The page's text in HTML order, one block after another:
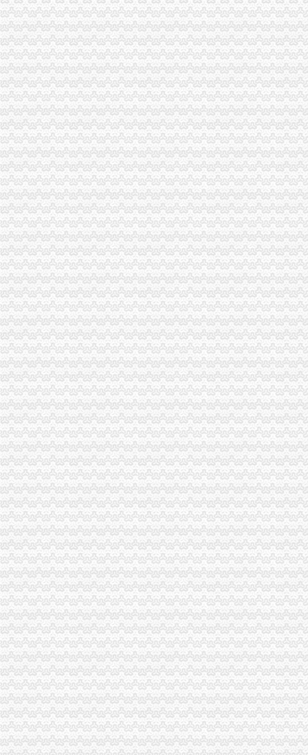
两江新区办税务登记证流程
【0元0元0元执照代办、工商注册、股权变更】-大渡口大渡口周边易
刘兴国：深化商事制度改革突破口在哪里？_网易财经
深圳发出全国份全程无纸化“四证”-新闻频道-华龙网
汇添富新收益券型证券投资基金基金份额发售公告_基金公告_天天
重庆市人民工作报告（2015年1月18日奇帆）_中国经济网——
重庆办税务登记证
重庆市配合税务部门做好2006年换发税务登记证件工作_全国组织机构
重庆电子工程职业学院第三批在线开放课程建设及应用项目（第二次）
莆田一小吃店不开发票标语税务人员称它牛（图）_莆田_资讯频道_
【工商代办代理记账】-工商代办代理记账价格|批发-工商代办代理记账
重庆新办鼓励类中小企业可在3月底前申请财政补贴_中国经济网——
两江新区办税务登记证
重庆市两江新区创新实施不动产登记工作纪略_热点关注_中国国土资源
重庆注册装饰装修公司流程-家居装修互动问答
【注销变更年检】_注销变更年检公司大全_注销变更年检价格_顺企网
重庆两江新区：让不动产登记“跑”起来-房产新闻-青岛搜狐焦点网
万寿公租房商业街/水土和源佳园二期幼儿园/鱼复刘鱼路道路/两江企业